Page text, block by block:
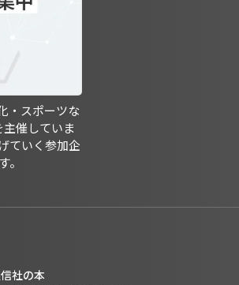
・スポーツな
催していま
ていく参加企
。
社の本